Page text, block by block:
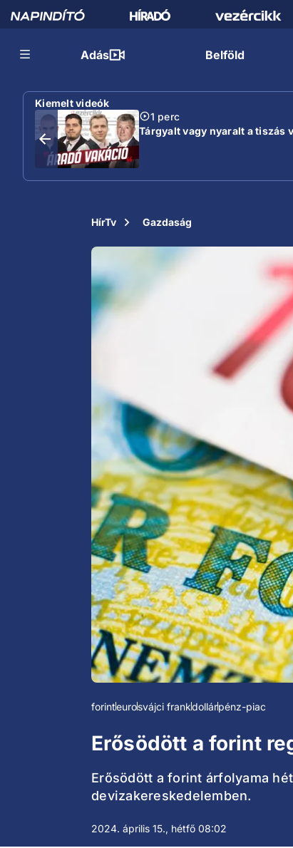
Adás Belföld
Kiemelt videók
1 perc
Tárgyalt vagy nyaralt a tiszás
HírTv Gazdaság
forinteurosvájci frankdollárpénz-piac
Erősödött a forint
Erősödött a forint árfolyama
devizakereskedelemben.
2024. április 15., hétfő 08:02